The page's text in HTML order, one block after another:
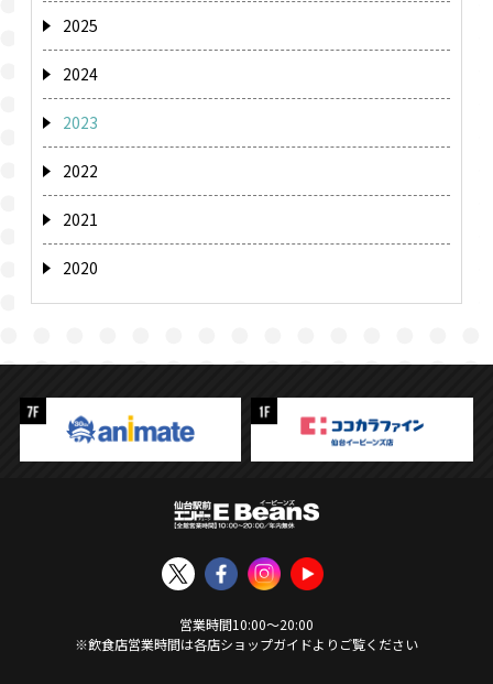
2025
2024
2023
2022
2021
2020
営業時間10:00〜20:00
※飲食店営業時間は各店ショップガイドよりご覧ください